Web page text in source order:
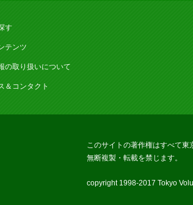
す
テンツ
の取り扱いについて
＆コンタクト
このサイトの著作権はすべて
無断複製・転載を禁じます。
copyright 1998-2017 Tokyo